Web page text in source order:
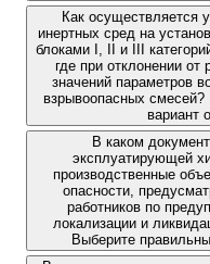
Как осуществляется
инертных сред на
блоками I, II и III
где при отклонении от
значений параметров
взрывоопасных
вариант
В каком
эксплуатирующей
производственные
опасности,
работников по
локализации и
Выберите